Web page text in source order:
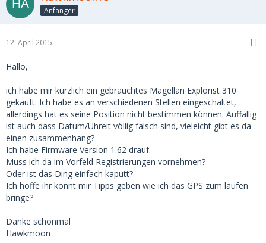
Anfänger
12. April 2015
Hallo,
ich habe mir kürzlich ein gebrauchtes Magellan Explorist 310
gekauft. Ich habe es an verschiedenen Stellen eingeschaltet,
allerdings hat es seine Position nicht bestimmen können. Auffällig
ist auch dass Datum/Uhreit völlig falsch sind, vieleicht gibt es da
einen zusammenhang?
Ich habe Firmware Version 1.62 drauf.
Muss ich da im Vorfeld Registrierungen vornehmen?
Oder ist das Ding einfach kaputt?
Ich hoffe ihr könnt mir Tipps geben wie ich das GPS zum laufen
bringe?
Danke schonmal
Hawkmoon